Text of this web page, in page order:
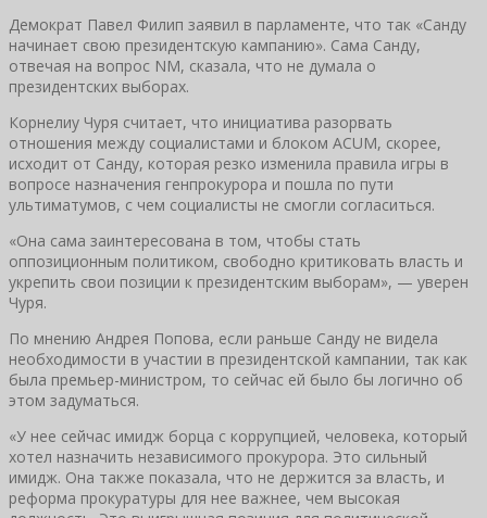
Демократ Павел Филип заявил в парламенте, что так «Санду
начинает свою президентскую кампанию». Сама Санду,
отвечая на вопрос NM, сказала, что не думала о
президентских выборах.
Корнелиу Чуря считает, что инициатива разорвать
отношения между социалистами и блоком ACUM, скорее,
исходит от Санду, которая резко изменила правила игры в
вопросе назначения генпрокурора и пошла по пути
ультиматумов, с чем социалисты не смогли согласиться.
«Она сама заинтересована в том, чтобы стать
оппозиционным политиком, свободно критиковать власть и
укрепить свои позиции к президентским выборам», — уверен
Чуря.
По мнению Андрея Попова, если раньше Санду не видела
необходимости в участии в президентской кампании, так как
была премьер-министром, то сейчас ей было бы логично об
этом задуматься.
«У нее сейчас имидж борца с коррупцией, человека, который
хотел назначить независимого прокурора. Это сильный
имидж. Она также показала, что не держится за власть, и
реформа прокуратуры для нее важнее, чем высокая